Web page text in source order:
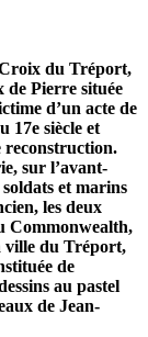
Croix du Tréport,
de Pierre située
d’un acte de
17e siècle et
reconstruction.
sur l’avant-
et marins
les deux
Commonwealth,
ville du Tréport,
de
au pastel
de Jean-